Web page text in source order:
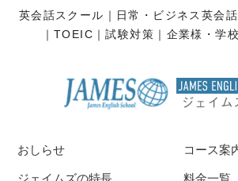
英会話スクール 日常・ビジネス英会話
TOEIC
試験対策 企業様・学
おしらせ
ジェイムズの特長
コース案
料金一覧